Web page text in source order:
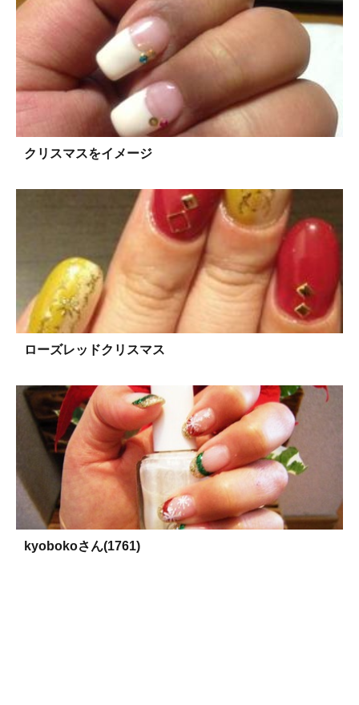
クリスマスをイメージ
ローズレッドクリスマス
kyobokoさん(1761)